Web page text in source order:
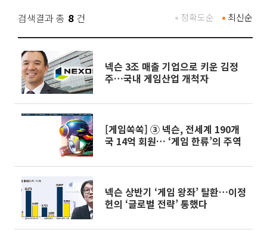
검색결과 총 8 건 최신순
정확도순
넥슨 3조 매출 기업으로 키운 김정
주…국내 게임산업 개척자
[게임쏙쏙] ③ 넥슨, 전세계 190개
국 14억 회원… ‘게임 한류’의 주역
넥슨 상반기 ‘게임 왕좌’ 탈환…이정
헌의 ‘글로벌 전략’ 통했다